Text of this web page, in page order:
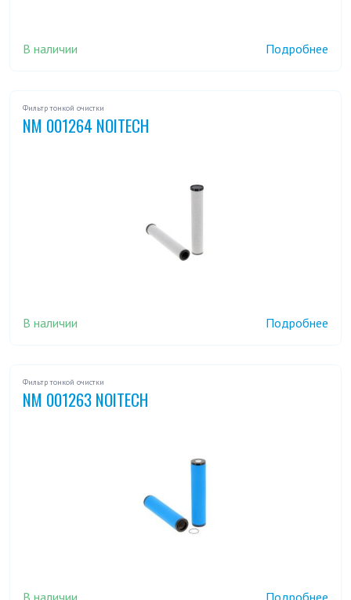
В наличии Подробнее
Фильтр тонкой очистки
NM 001264 NOITECH
В наличии Подробнее
Фильтр тонкой очистки
NM 001263 NOITECH
В наличии Подробнее